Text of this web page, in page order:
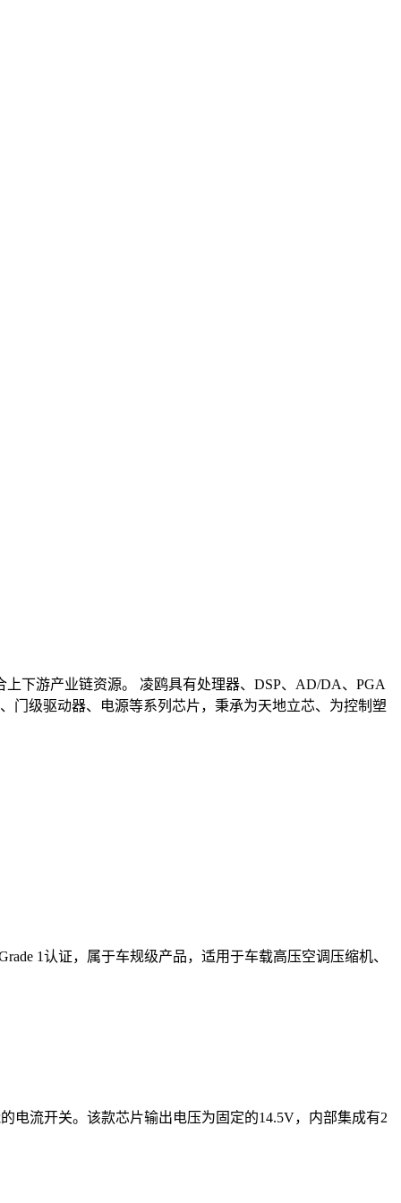
下游产业链资源。 凌鸥具有处理器、DSP、AD/DA、PGA
门级驱动器、电源等系列芯片，秉承为天地立芯、为控制塑
1认证，属于车规级产品，适用于车载高压空调压缩机、
电流开关。该款芯片输出电压为固定的14.5V，内部集成有2